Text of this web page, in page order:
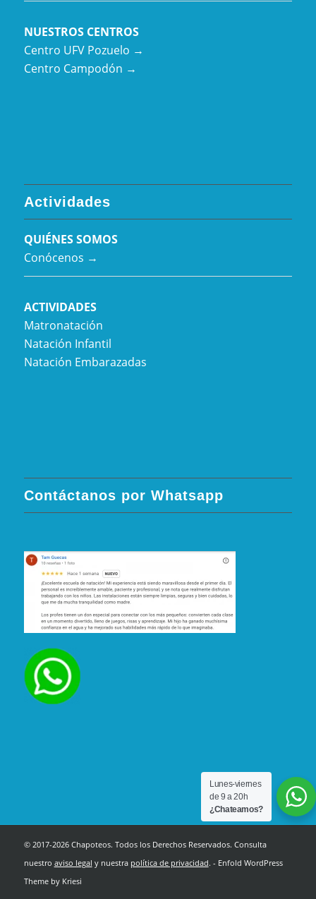
NUESTROS CENTROS
Centro UFV Pozuelo →
Centro Campodón →
Actividades
QUIÉNES SOMOS
Conócenos →
ACTIVIDADES
Matronatación
Natación Infantil
Natación Embarazadas
Contáctanos por Whatsapp
© 2017-2026 Chapoteos. Todos los Derechos Reservados. Consulta
nuestro aviso legal y nuestra política de privacidad. - Enfold WordPress
Theme by Kriesi
Lunes-viernes
de 9 a 20h
¿Chateamos?